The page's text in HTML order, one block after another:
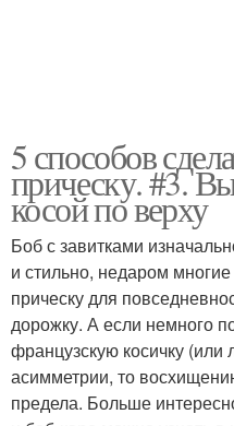
5 способов
прическу. #3.
косой по верху
Боб с завитками
и стильно, недаром
прическу для
дорожку. А если немного
французскую косичку
асимметрии, то
предела. Больше